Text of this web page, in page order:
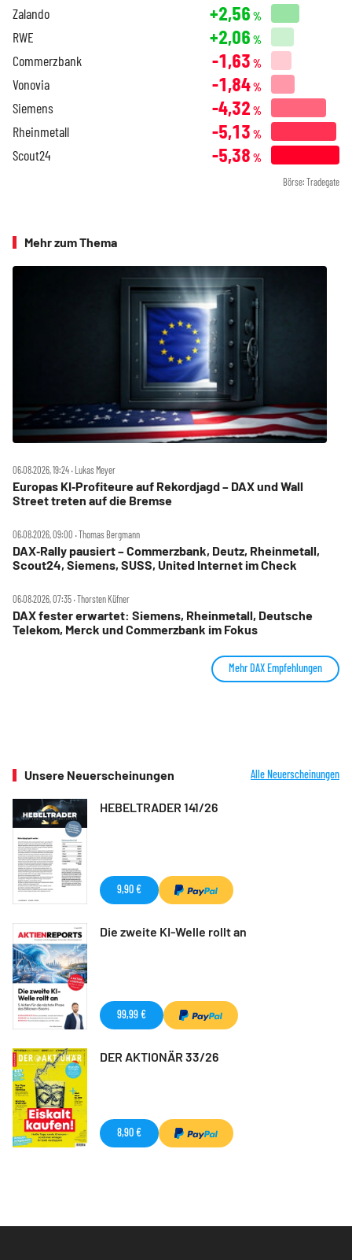
Zalando +2,56 %
RWE +2,06 %
Commerzbank -1,63 %
Vonovia -1,84%
Siemens -4,32 %
Rheinmetall -5,13 %
Scout24 -5,38 %
Börse: Tradegate
Mehr zum Thema
06.08.2026, 19:24 ‧ Lukas Meyer
Europas KI‑Profiteure auf Rekordjagd – DAX und Wall
Street treten auf die Bremse
06.08.2026, 09:00 ‧ Thomas Bergmann
DAX‑Rally pausiert – Commerzbank, Deutz, Rheinmetall,
Scout24, Siemens, SUSS, United Internet im Check
06.08.2026, 07:35 ‧ Thorsten Küfner
DAX fester erwartet: Siemens, Rheinmetall, Deutsche
Telekom, Merck und Commerzbank im Fokus
Mehr DAX Empfehlungen
Unsere Neuerscheinungen Alle Neuerscheinungen
HEBELTRADER 141/26
9,90 €
Die zweite KI-Welle rollt an
99,99 €
DER AKTIONÄR 33/26
8,90 €